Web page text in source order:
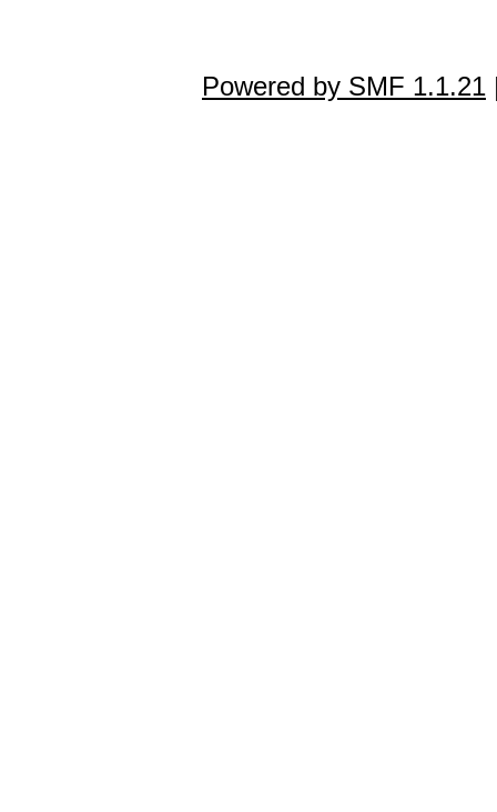
Powered by SMF 1.1.21